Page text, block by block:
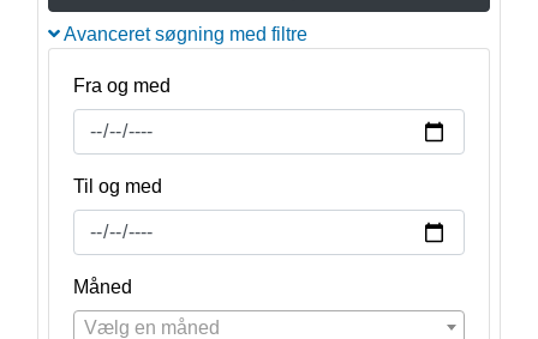
Avanceret søgning med filtre
Fra og med
Til og med
Måned
Vælg en måned